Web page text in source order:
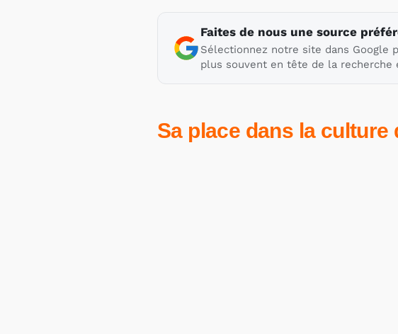
Faites de nous une source
Sélectionnez notre site dans Google
plus souvent en tête de la recherche
Sa place dans la culture